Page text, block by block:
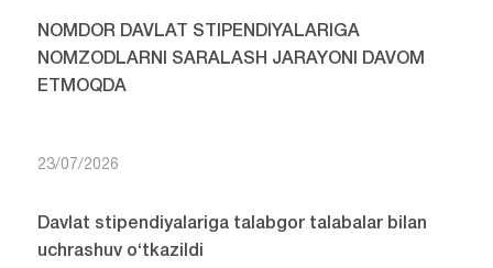
NOMDOR DAVLAT STIPENDIYALARIGA
NOMZODLARNI SARALASH JARAYONI DAVOM
ETMOQDA
23/07/2026
Davlat stipendiyalariga talabgor talabalar bilan
uchrashuv o‘tkazildi